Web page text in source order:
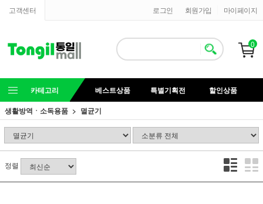
고객센터 마이페이지
회원가입
로그인
0
카테고리 베스트상품 특별기획전
할인상품
생활방역ㆍ소독용품
멸균기
정렬